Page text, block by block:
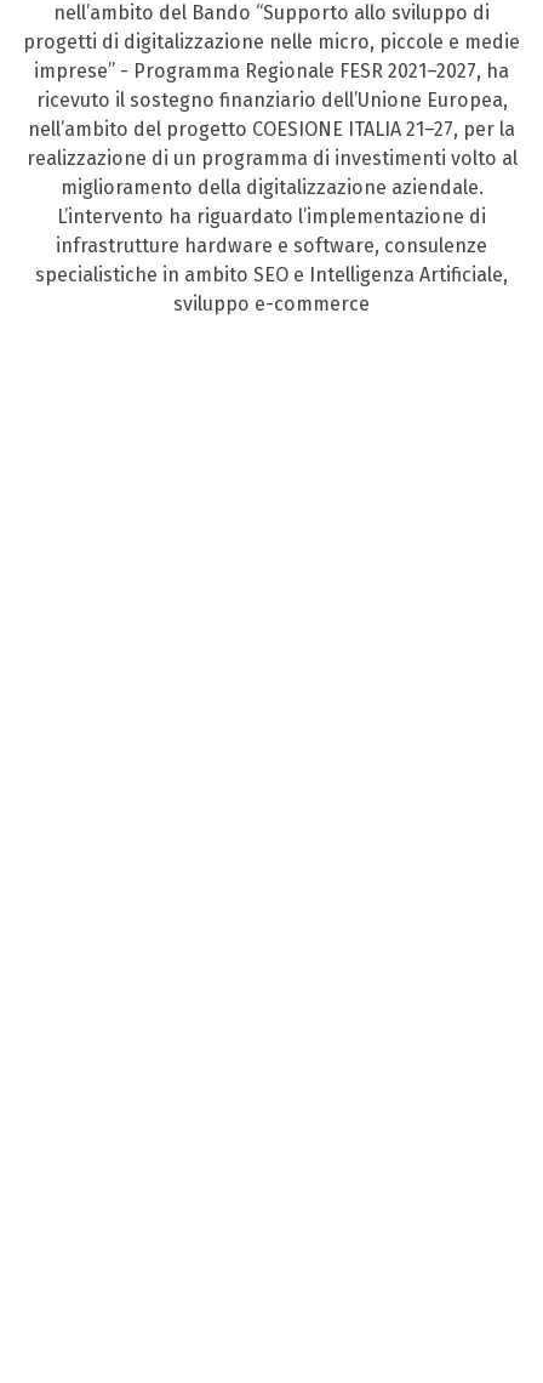
nell’ambito del Bando “Supporto allo sviluppo di
progetti di digitalizzazione nelle micro, piccole e medie
imprese” - Programma Regionale FESR 2021–2027, ha
ricevuto il sostegno finanziario dell’Unione Europea,
nell’ambito del progetto COESIONE ITALIA 21–27, per la
realizzazione di un programma di investimenti volto al
miglioramento della digitalizzazione aziendale.
L’intervento ha riguardato l’implementazione di
infrastrutture hardware e software, consulenze
specialistiche in ambito SEO e Intelligenza Artificiale,
sviluppo e-commerce